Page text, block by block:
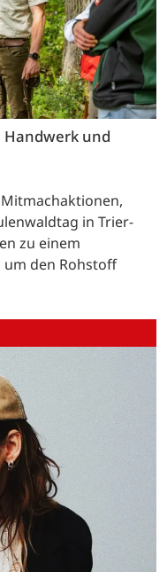
und
in Trier-
zu einem
den Rohstoff